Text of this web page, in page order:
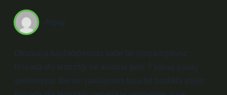
Alpay
Okumaya başladığınızda sade bir giriş karşılıyor;
Rüyada diş temizliği ne anlama gelir ? yavaş yavaş
şekilleniyor. Benim yaklaşımım kısa bir başlıkla şöyle: